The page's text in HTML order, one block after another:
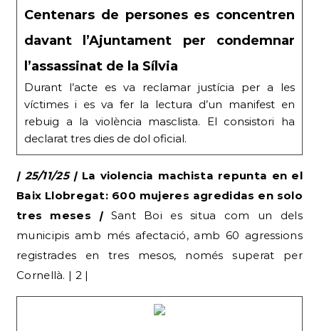
Centenars de persones es concentren
davant l’Ajuntament per condemnar
l’assassinat de la Sílvia
Durant l’acte es va reclamar justícia per a les
víctimes i es va fer la lectura d’un manifest en
rebuig a la violència masclista. El consistori ha
declarat tres dies de dol oficial.
| 25/11/25 | La violencia machista repunta en el
Baix Llobregat: 600 mujeres agredidas en solo
tres meses | Sant Boi es situa com un dels
municipis amb més afectació, amb 60 agressions
registrades en tres mesos, només superat per
Cornellà. | 2 |